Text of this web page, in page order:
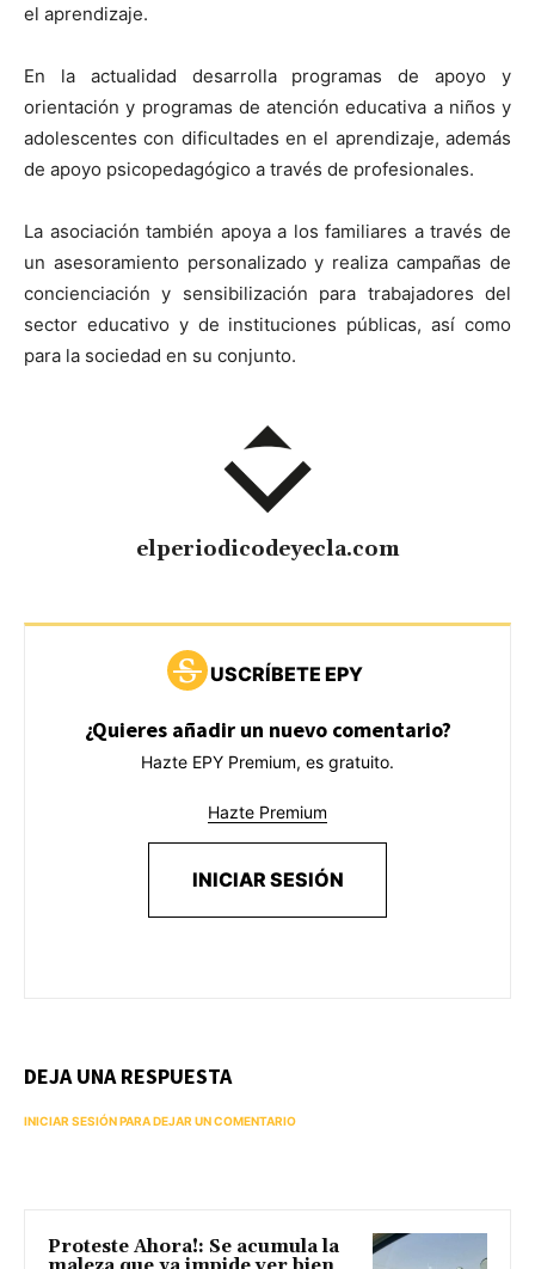
el aprendizaje.
En la actualidad desarrolla programas de apoyo y
orientación y programas de atención educativa a niños y
adolescentes con dificultades en el aprendizaje, además
de apoyo psicopedagógico a través de profesionales.
La asociación también apoya a los familiares a través de
un asesoramiento personalizado y realiza campañas de
concienciación y sensibilización para trabajadores del
sector educativo y de instituciones públicas, así como
para la sociedad en su conjunto.
elperiodicodeyecla.com
USCRÍBETE EPY
¿Quieres añadir un nuevo comentario?
Hazte EPY Premium, es gratuito.
Hazte Premium
INICIAR SESIÓN
DEJA UNA RESPUESTA
INICIAR SESIÓN PARA DEJAR UN COMENTARIO
Proteste Ahora!: Se acumula la